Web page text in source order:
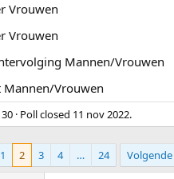
Vrouwen
Vrouwen
Mannen/Vrouwen
Mannen/Vrouwen
30 Poll closed 11 nov 2022.
1 2 3 4 … 24 Volgende